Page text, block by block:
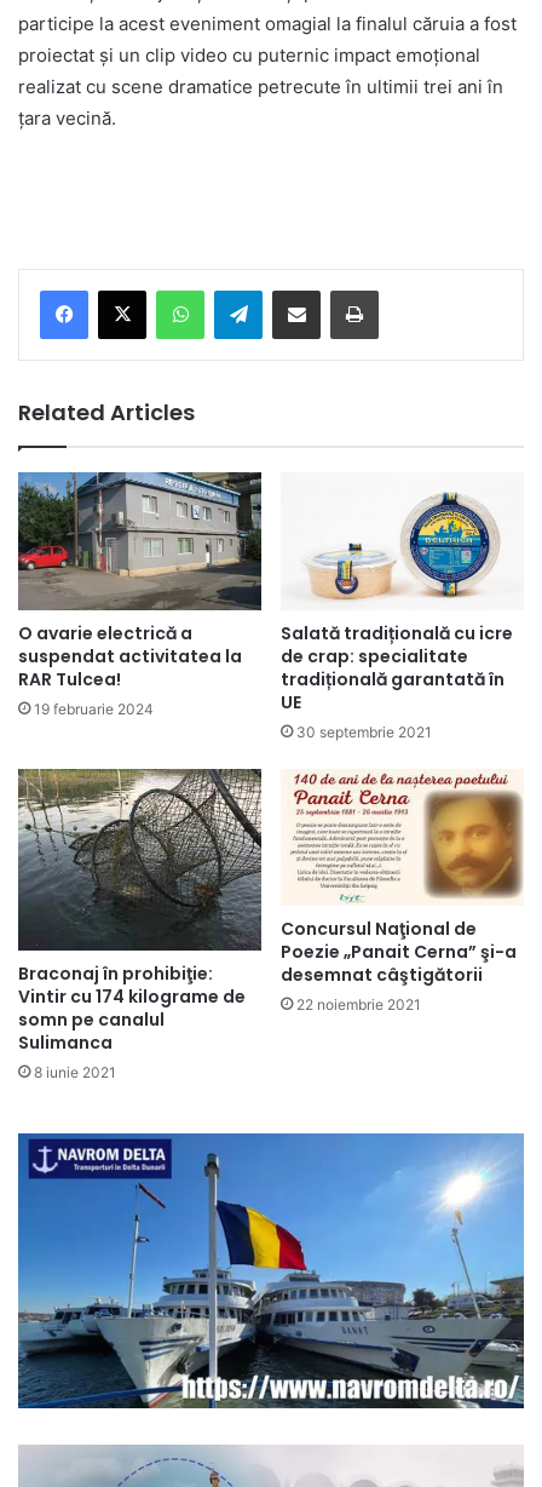
participe la acest eveniment omagial la finalul căruia a fost
proiectat și un clip video cu puternic impact emoțional
realizat cu scene dramatice petrecute în ultimii trei ani în
țara vecină.
Telegram
Related Articles
O avarie electrică a
suspendat activitatea la
RAR Tulcea!
19 februarie 2024
Salată tradițională cu icre
de crap: specialitate
tradițională garantată în
UE
30 septembrie 2021
Braconaj în prohibiţie:
Vintir cu 174 kilograme de
somn pe canalul
Sulimanca
8 iunie 2021
Concursul Naţional de
Poezie „Panait Cerna” şi-a
desemnat câştigătorii
22 noiembrie 2021